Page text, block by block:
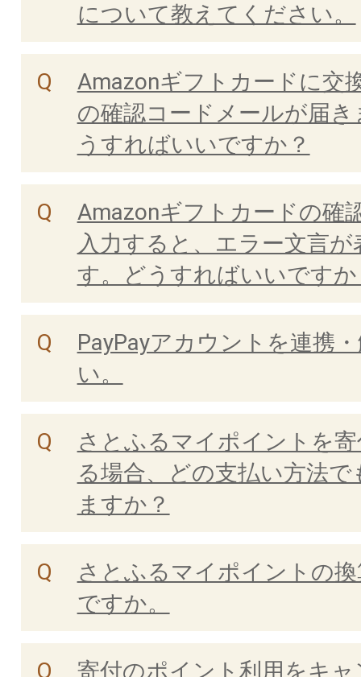
について教えてください。
Amazonギフトカードに交
の確認コードメールが届
うすればいいですか？
Amazonギフトカードの確
入力すると、エラー文言
す。どうすればいいです
PayPayアカウントを連携
い。
さとふるマイポイントを
る場合、どの支払い方法で
ますか？
さとふるマイポイントの
ですか。
寄付のポイント利用をキ